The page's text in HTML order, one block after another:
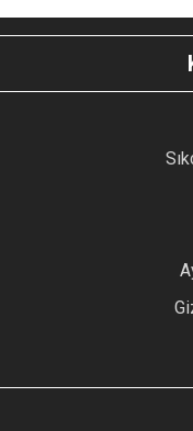
Bu ürünün fiyat
konularda yetersiz
kullanarak
Ürün resmi
Ürün
Ürün bilgilerinde
Ürün fiyatı diğer